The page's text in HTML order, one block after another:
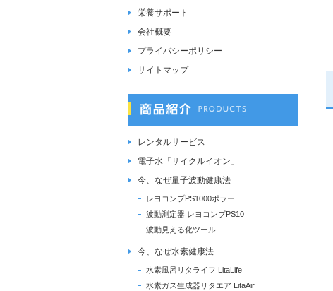
栄養サポート
会社概要
プライバシーポリシー
サイトマップ
レンタルサービス
電子水「サイクルイオン」
今、なぜ量子波動健康法
レヨコンプPS1000ポラー
波動測定器 レヨコンプPS10
波動見える化ツール
今、なぜ水素健康法
水素風呂リタライフ LitaLife
水素ガス生成器リタエア LitaAir